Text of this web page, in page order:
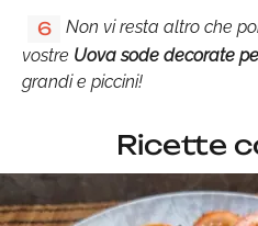
6
Non vi resta altro che
vostre Uova sode decorate
grandi e piccini!
Ricette